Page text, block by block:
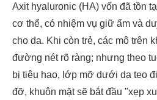
Axit hyaluronic (HA) vốn đã tồn
cơ thể, có nhiệm vụ giữ ẩm và
cho da. Khi còn trẻ, các mô trên
đường nét rõ ràng; nhưng theo
bị tiêu hao, lớp mỡ dưới da teo
đỡ, khuôn mặt sẽ bắt đầu "xẹp